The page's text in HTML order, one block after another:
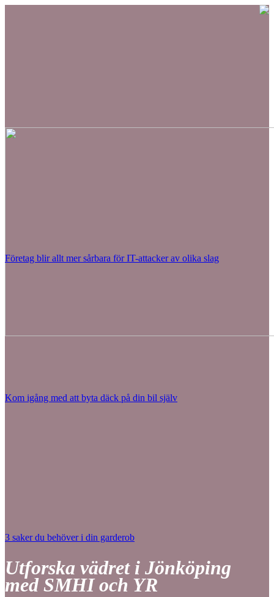
Företag blir allt mer sårbara för IT-attacker av olika slag
Kom igång med att byta däck på din bil själv
3 saker du behöver i din garderob
Utforska vädret i Jönköping
med SMHI och YR